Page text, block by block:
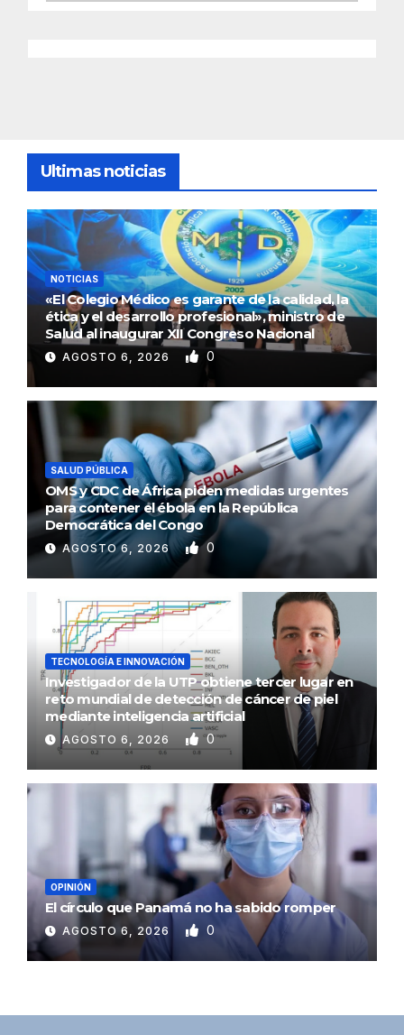
Ultimas noticias
NOTICIAS
«El Colegio Médico es garante de la calidad, la
ética y el desarrollo profesional», ministro de
Salud al inaugurar XII Congreso Nacional
AGOSTO 6, 2026 0
SALUD PÚBLICA
OMS y CDC de África piden medidas urgentes
para contener el ébola en la República
Democrática del Congo
AGOSTO 6, 2026 0
TECNOLOGÍA E INNOVACIÓN
Investigador de la UTP obtiene tercer lugar en
reto mundial de detección de cáncer de piel
mediante inteligencia artificial
AGOSTO 6, 2026 0
OPINIÓN
El círculo que Panamá no ha sabido romper
AGOSTO 6, 2026 0